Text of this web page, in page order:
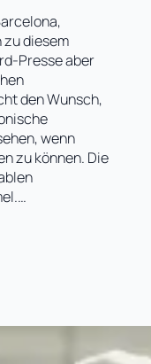
diesem
Presse aber
den Wunsch,
wenn
zu können. Die